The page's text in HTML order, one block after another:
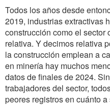
Todos los años desde
2019, industrias extractivas
construcción como el sector
relativa. Y decimos relativa
la construcción emplean a
en minería hay muchos
datos de finales de 2024.
trabajadores del sector,
peores registros en cuánto